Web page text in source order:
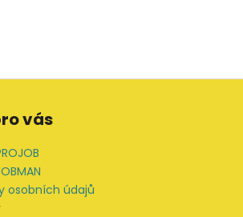
vás
osobních údajů